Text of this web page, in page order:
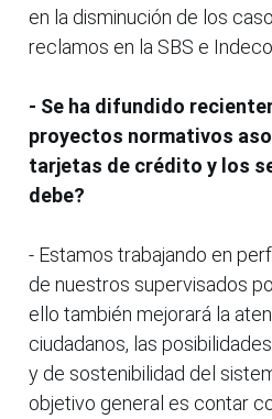
en la disminución de los
reclamos en la SBS e
- Se ha difundido
proyectos normativos
tarjetas de crédito y los
debe?
- Estamos trabajando en
de nuestros supervisados
ello también mejorará la
ciudadanos, las
y de sostenibilidad del
objetivo general es contar